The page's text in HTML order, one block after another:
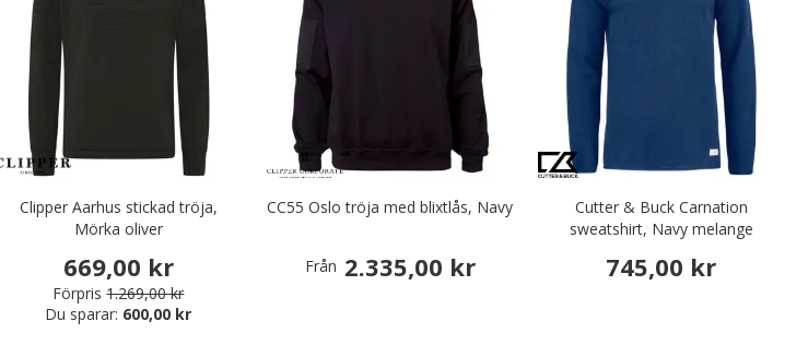
Clipper Aarhus stickad tröja,
Mörka oliver
669,00 kr
Förpris 1.269,00 kr
Du sparar: 600,00 kr
CC55 Oslo tröja med blixtlås, Navy
Från 2.335,00 kr
Cutter & Buck Carnation
sweatshirt, Navy melange
745,00 kr